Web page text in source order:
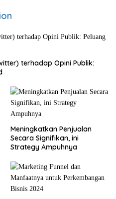
terhadap Opini Publik:
Meningkatkan Penjualan
Secara Signifikan, ini
Strategy Ampuhnya